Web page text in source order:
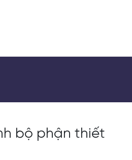
bộ phận thiết